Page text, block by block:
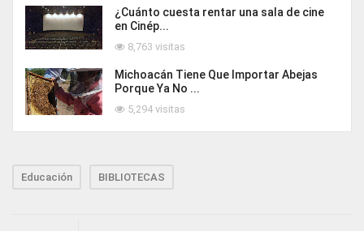
¿Cuánto cuesta rentar una sala de cine
en Cinép...
8,763 visitas
Michoacán Tiene Que Importar Abejas
Porque Ya No ...
5,294 visitas
Educación BIBLIOTECAS